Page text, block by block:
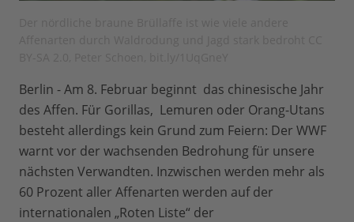
Berlin - Am 8. Februar beginnt das chinesische Jahr
des Affen. Für Gorillas, Lemuren oder Orang-Utans
besteht allerdings kein Grund zum Feiern: Der WWF
warnt vor der wachsenden Bedrohung für unsere
nächsten Verwandten. Inzwischen werden mehr als
60 Prozent aller Affenarten werden auf der
internationalen „Roten Liste“ der